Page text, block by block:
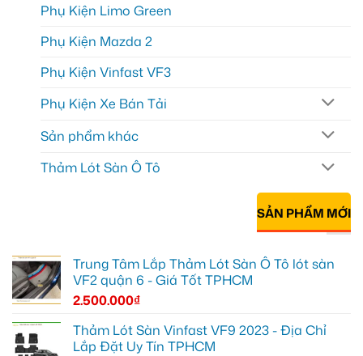
Phụ Kiện Limo Green
Phụ Kiện Mazda 2
Phụ Kiện Vinfast VF3
Phụ Kiện Xe Bán Tải
Sản phẩm khác
Thảm Lót Sàn Ô Tô
SẢN PHẨM MỚI
Trung Tâm Lắp Thảm Lót Sàn Ô Tô lót sàn
VF2 quận 6 - Giá Tốt TPHCM
2.500.000₫
Thảm Lót Sàn Vinfast VF9 2023 - Địa Chỉ
Lắp Đặt Uy Tín TPHCM